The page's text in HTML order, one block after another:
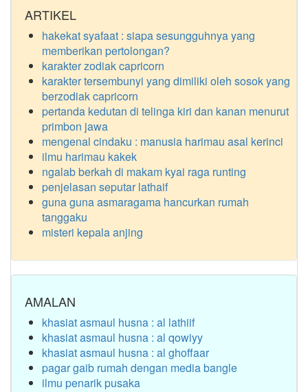
ARTIKEL
hakekat syafaat : siapa sesungguhnya yang
memberikan pertolongan?
karakter zodiak capricorn
karakter tersembunyi yang dimiliki oleh sosok yang
berzodiak capricorn
pertanda kedutan di telinga kiri dan kanan menurut
primbon jawa
mengenal cindaku : manusia harimau asal kerinci
ilmu harimau kakek
ngalab berkah di makam kyai raga runting
penjelasan seputar lathaif
guna guna asmaragama hancurkan rumah
tanggaku
misteri kepala anjing
AMALAN
khasiat asmaul husna : al lathiif
khasiat asmaul husna : al qowiyy
khasiat asmaul husna : al ghoffaar
pagar gaib rumah dengan media bangle
ilmu penarik pusaka